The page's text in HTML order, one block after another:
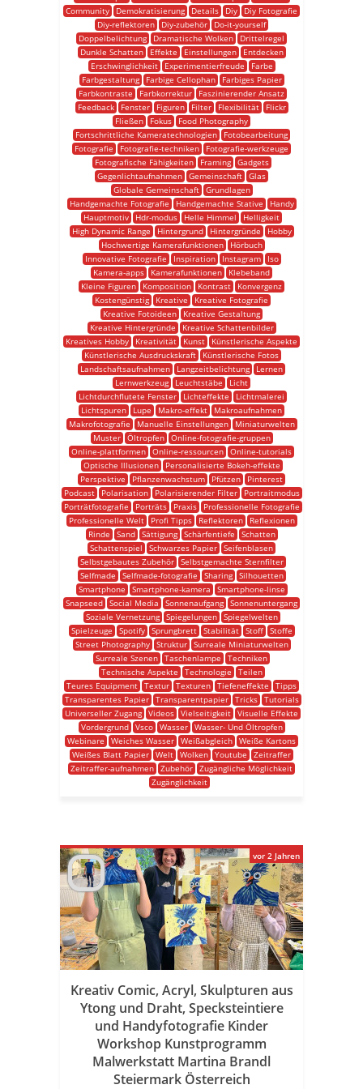
Community
Demokratisierung Details Diy
Diy Fotografie
Diy-reflektoren
Diy-zubehör
Do-it-yourself
Doppelbelichtung
Dramatische Wolken
Drittelregel
Dunkle Schatten
Effekte Einstellungen
Entdecken
Erschwinglichkeit
Experimentierfreude
Farbe
Farbgestaltung
Farbige Cellophan
Farbiges Papier
Farbkontraste
Farbkorrektur
Faszinierender Ansatz
Feedback
Fenster Figuren Filter Flexibilität
Flickr
Fließen
Fokus
Food Photography
Fortschrittliche Kameratechnologien
Fotobearbeitung
Fotografie
Fotografie-techniken
Fotografie-werkzeuge
Fotografische Fähigkeiten
Framing
Gadgets
Gegenlichtaufnahmen Gemeinschaft Glas
Globale Gemeinschaft
Grundlagen
Handgemachte Fotografie
Handgemachte Stative
Handy
Hauptmotiv
Hdr-modus Helle Himmel
Helligkeit
High Dynamic Range
Hintergrund Hintergründe
Hobby
Hochwertige Kamerafunktionen
Hörbuch
Innovative Fotografie
Inspiration Instagram
Iso
Kamera-apps
Kamerafunktionen
Klebeband
Kleine Figuren
Komposition Kontrast
Konvergenz
Kostengünstig
Kreative
Kreative Fotografie
Kreative Fotoideen
Kreative Gestaltung
Kreative Hintergründe
Kreative Schattenbilder
Kreatives Hobby
Kreativität Kunst
Künstlerische Aspekte
Künstlerische Ausdruckskraft
Künstlerische Fotos
Landschaftsaufnahmen
Langzeitbelichtung
Lernen
Lernwerkzeug
Leuchtstäbe
Licht
Lichtdurchflutete Fenster
Lichteffekte
Lichtmalerei
Lichtspuren
Lupe Makro-effekt
Makroaufnahmen
Makrofotografie
Manuelle Einstellungen
Miniaturwelten
Muster
Öltropfen
Online-fotografie-gruppen
Online-plattformen Online-ressourcen Online-tutorials
Optische Illusionen
Personalisierte Bokeh-effekte
Perspektive
Pflanzenwachstum Pfützen
Pinterest
Podcast
Polarisation Polarisierender Filter
Portraitmodus
Porträtfotografie
Porträts Praxis
Professionelle Fotografie
Professionelle Welt
Profi Tipps Reflektoren
Reflexionen
Rinde
Sand Sättigung Schärfentiefe
Schatten
Schattenspiel
Schwarzes Papier Seifenblasen
Selbstgebautes Zubehör
Selbstgemachte Sternfilter
Selfmade
Selfmade-fotografie Sharing
Silhouetten
Smartphone
Smartphone-kamera
Smartphone-linse
Snapseed Social Media Sonnenaufgang Sonnenuntergang
Soziale Vernetzung
Spiegelungen
Spiegelwelten
Spielzeuge
Spotify Sprungbrett Stabilität Stoff
Stoffe
Street Photography
Struktur
Surreale Miniaturwelten
Surreale Szenen Taschenlampe
Techniken
Technische Aspekte
Technologie
Teilen
Teures Equipment Textur Texturen Tiefeneffekte
Tipps
Transparentes Papier
Transparentpapier Tricks
Tutorials
Universeller Zugang Videos Vielseitigkeit Visuelle Effekte
Vordergrund
Vsco Wasser
Wasser- Und Öltropfen
Webinare
Weiches Wasser Weißabgleich Weiße Kartons
Weißes Blatt Papier Welt Wolken Youtube
Zeitraffer
Zeitraffer-aufnahmen Zubehör Zugängliche Möglichkeit
Zugänglichkeit
Kreativ Comic, Acryl, Skulpturen aus
Ytong und Draht, Specksteintiere
und Handyfotografie Kinder
Workshop Kunstprogramm
Malwerkstatt Martina Brandl
Steiermark Österreich
vor 2 Jahren